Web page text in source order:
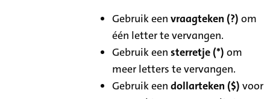
Gebruik eenvraagteken (?) om
één letter te vervangen.
Gebruik eensterretje (*) om
meer letters te vervangen.
Gebruik eendollarteken ($) voor